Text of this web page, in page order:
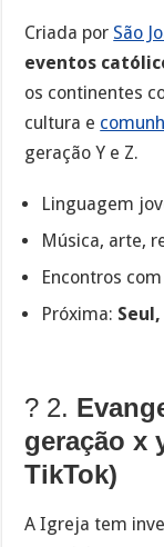
Criada por São
eventos
os continentes
cultura e
geração Y e Z.
Linguagem
Música, arte,
Encontros
Próxima:
? 2.
geração x
TikTok)
A Igreja tem